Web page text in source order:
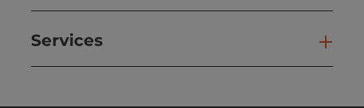
Services